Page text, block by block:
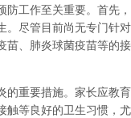
工作至关重要。首先，
。尽管目前尚无专门针对
苗、肺炎球菌疫苗等的接
的重要措施。家长应教育
触等良好的卫生习惯，尤